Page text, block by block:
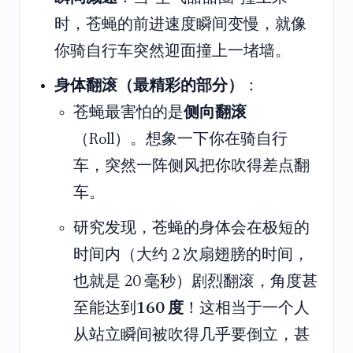
时，苍蝇的前进速度瞬间变慢，就像
你骑自行车突然迎面撞上一堵墙。
身体翻滚（最精彩的部分）
：
苍蝇最害怕的是侧向翻滚
（Roll）。想象一下你在骑自行
车，突然一阵侧风把你吹得差点翻
车。
研究发现，苍蝇的身体会在极短的
时间内（大约 2 次扇翅膀的时间，
也就是 20 毫秒）剧烈翻滚，角度甚
至能达到 160 度 ！这相当于一个人
从站立瞬间被吹得几乎要倒立，甚